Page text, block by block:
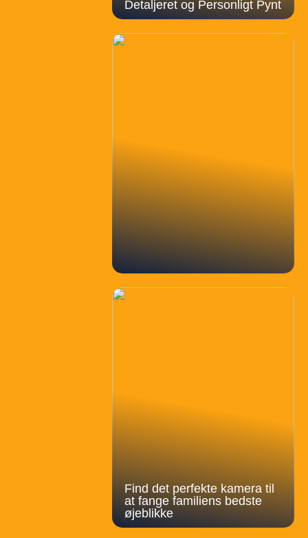
Detaljeret og Personligt Pynt
Find det perfekte kamera til
at fange familiens bedste
øjeblikke